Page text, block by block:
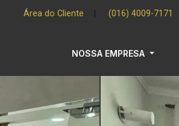
Área do Cliente (016) 4009-7171
NOSSA EMPRESA